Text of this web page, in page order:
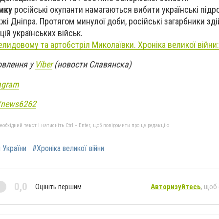
російські окупанти намагаються вибити українські
Дніпра. Протягом минулої доби, російські загарбники
українських військ.
та артобстріл Миколаївки. Хроніка великої
уViber(новости Славянска)
текст і натисніть Ctrl + Enter, щоб повідомити про це редакцію
України #Хроніка великої війни
0,0 Оцініть першим Авторизуйтесь, щоб